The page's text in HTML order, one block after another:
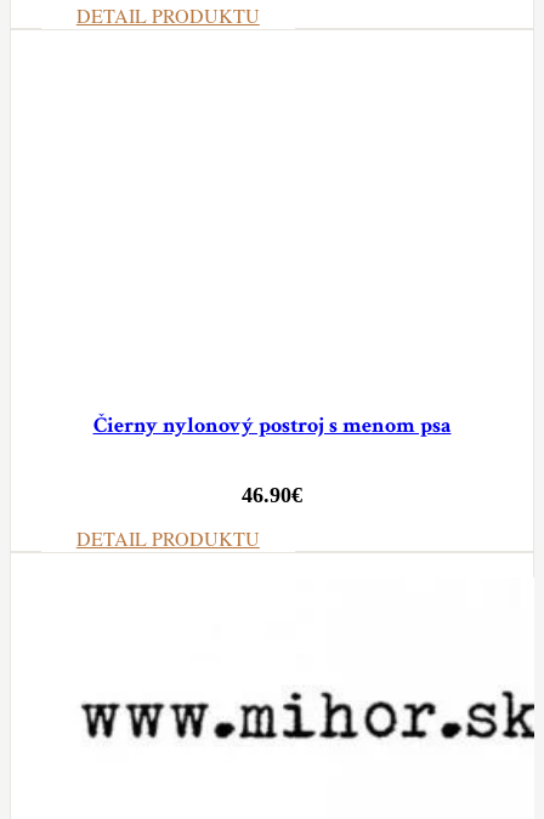
DETAIL PRODUKTU
Čierny nylonový postroj s menom psa
46.90€
DETAIL PRODUKTU